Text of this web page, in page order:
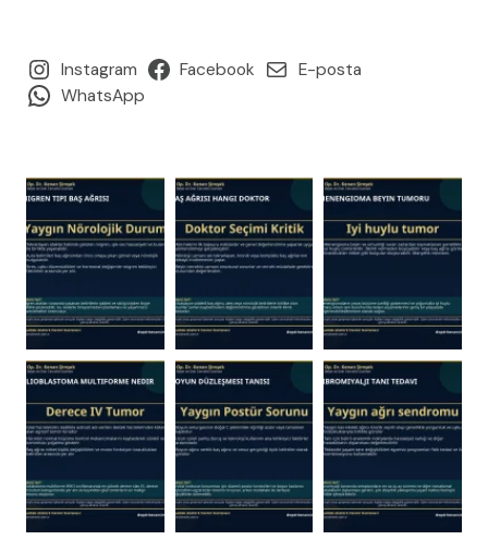
Instagram Facebook
E-posta
WhatsApp